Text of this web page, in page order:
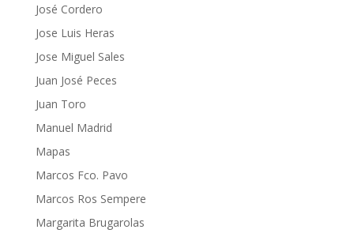
José Cordero
Jose Luis Heras
Jose Miguel Sales
Juan José Peces
Juan Toro
Manuel Madrid
Mapas
Marcos Fco. Pavo
Marcos Ros Sempere
Margarita Brugarolas